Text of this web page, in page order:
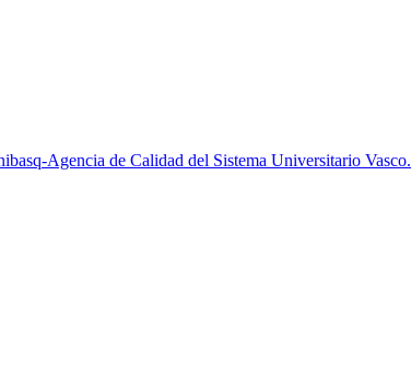
Agencia de Calidad del Sistema Universitario Vasco.